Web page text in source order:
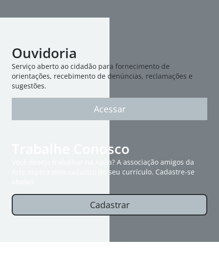
Ouvidoria
Serviço aberto ao cidadão para fornecimento de
orientações, recebimento de denúncias, reclamações e
sugestões.
Acessar
Trabalhe Conosco
Você deseja trabalhar na Apaa? A associação amigos da
Arte espera pelo cadastro do seu currículo. Cadastre-se
Cadastrar